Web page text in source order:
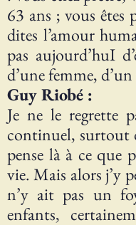
63 ans ; vous êtes
dites l’amour
pas aujourd’huI
d’une femme,
Guy Riobé :
Je ne le regrette
continuel, surtout
pense là à ce que
vie. Mais alors j’y
n’y ait pas un
enfants,